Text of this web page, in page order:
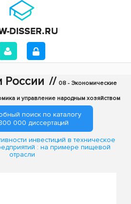
России // 08 - Экономические
и управление народным хозяйством
поиск по каталогу
000 диссертаций
инвестиций в техническое
: на примере пищевой
отрасли